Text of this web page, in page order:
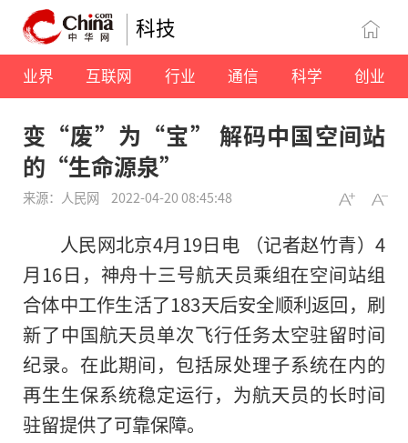
科技
业界 互联网 行业 通信 科学 创业
变“废”为“宝” 解码中国空间站
的“生命源泉”
来源：人民网 2022-04-20 08:45:48
人民网北京4月19日电 （记者赵竹青）4
月16日，神舟十三号航天员乘组在空间站组
合体中工作生活了183天后安全顺利返回，刷
新了中国航天员单次飞行任务太空驻留时间
纪录。在此期间，包括尿处理子系统在内的
再生生保系统稳定运行，为航天员的长时间
驻留提供了可靠保障。